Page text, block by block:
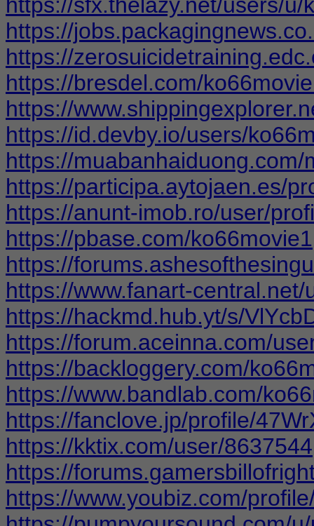
https://
https://
https://bresdel.com/
https://
https://id.devby.io/users/
https://
https://participa.aytojaen.es/
https://anunt-imob.ro/user/
https://pbase.com/ko66movie1
https://
https://www.fanart-
https://hackmd.hub.yt/s/
https://forum.aceinna.com/
https://backloggery.com/
https://www.bandlab.com/
https://fanclove.jp/profile/
https://kktix.com/user/8637544
https://
https://www.youbiz.com/